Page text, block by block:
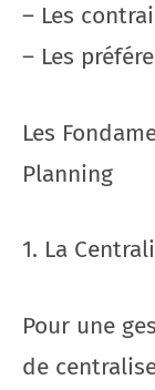
– Les
– Les
Les
Planning
1. La
Pour une
de